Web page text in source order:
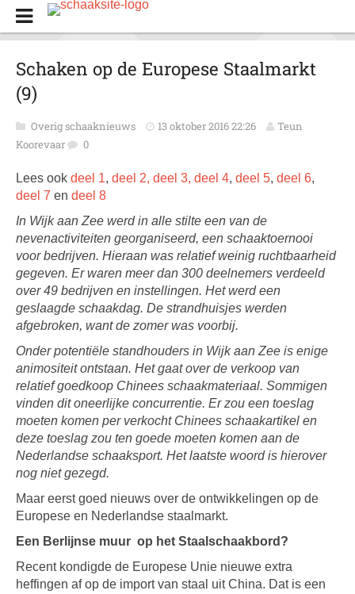
Schaken op de Europese Staalmarkt
(9)
Overig schaaknieuws 13 oktober 2016 22:26
Teun
Koorevaar
0
Lees ook deel 1, deel 2, deel 3, deel 4, deel 5, deel 6,
deel 7 en deel 8
In Wijk aan Zee werd in alle stilte een van de
nevenactiviteiten georganiseerd, een schaaktoernooi
voor bedrijven. Hieraan was relatief weinig ruchtbaarheid
gegeven. Er waren meer dan 300 deelnemers verdeeld
over 49 bedrijven en instellingen. Het werd een
geslaagde schaakdag. De strandhuisjes werden
afgebroken, want de zomer was voorbij.
Onder potentiële standhouders in Wijk aan Zee is enige
animositeit ontstaan. Het gaat over de verkoop van
relatief goedkoop Chinees schaakmateriaal. Sommigen
vinden dit oneerlijke concurrentie. Er zou een toeslag
moeten komen per verkocht Chinees schaakartikel en
deze toeslag zou ten goede moeten komen aan de
Nederlandse schaaksport. Het laatste woord is hierover
nog niet gezegd.
Maar eerst goed nieuws over de ontwikkelingen op de
Europese en Nederlandse staalmarkt.
Een Berlijnse muur op het Staalschaakbord?
Recent kondigde de Europese Unie nieuwe extra
heffingen af op de import van staal uit China. Dat is een